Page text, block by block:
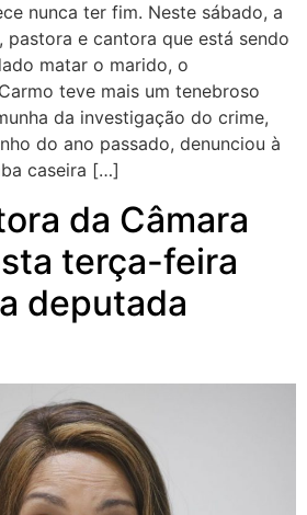
nunca ter fim. Neste sábado, a
pastora e cantora que está sendo
matar o marido, o
teve mais um tenebroso
da investigação do crime,
do ano passado, denunciou à
caseira […]
da Câmara
terça-feira
deputada